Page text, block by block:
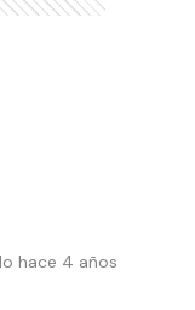
hace 4 años